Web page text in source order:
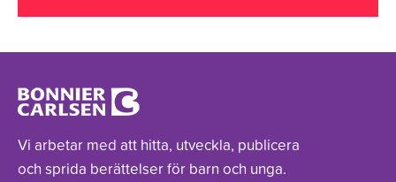
Vi arbetar med att hitta, utveckla, publicera
och sprida berättelser för barn och unga.